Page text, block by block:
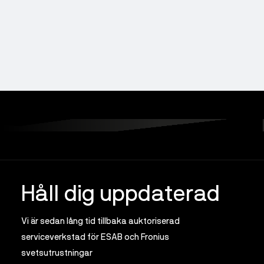
Håll dig uppdaterad
Vi är sedan lång tid tillbaka auktoriserad
serviceverkstad för ESAB och Fronius
svetsutrustningar